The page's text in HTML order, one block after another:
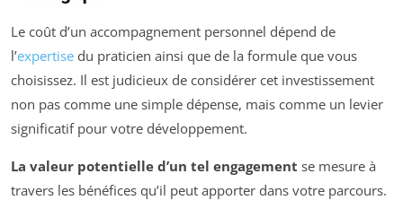
Le coût d’un accompagnement personnel dépend de
l’expertise du praticien ainsi que de la formule que vous
choisissez. Il est judicieux de considérer cet investissement
non pas comme une simple dépense, mais comme un levier
significatif pour votre développement.
La valeur potentielle d’un tel engagement se mesure à
travers les bénéfices qu’il peut apporter dans votre parcours.